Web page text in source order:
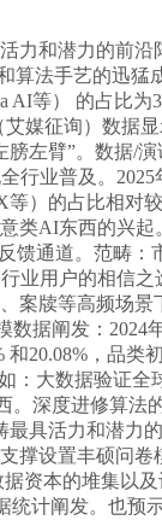
和潜力的前沿
算法手艺的迅
AI等） 的占比为
艾媒征询）数据
左臂”。数据/
行业普及。
等）的占比相对
类AI东西的兴起
馈通道。范畴：
业用户的相信
案牍等高频场
据阐发：2024
20.08%，品类
大数据验证全
深度进修算法
具活力和潜力
撑设置丰硕问卷
资本的堆集以
计阐发。也预